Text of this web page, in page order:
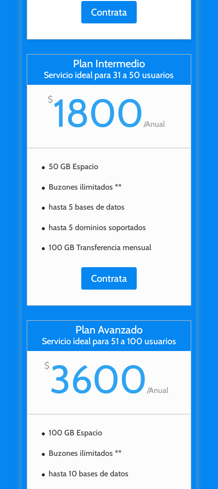
Contrata
Plan Intermedio
Servicio ideal para 31 a 50 usuarios
$1800 /Anual
50 GB Espacio
Buzones ilimitados **
hasta 5 bases de datos
hasta 5 dominios soportados
100 GB Transferencia mensual
Contrata
Plan Avanzado
Servicio ideal para 51 a 100 usuarios
$3600 /Anual
100 GB Espacio
Buzones ilimitados **
hasta 10 bases de datos